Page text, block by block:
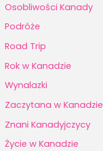
Osobliwości Kanady
Podróże
Road Trip
Rok w Kanadzie
Wynalazki
Zaczytana w Kanadzie
Znani Kanadyjczycy
Życie w Kanadzie